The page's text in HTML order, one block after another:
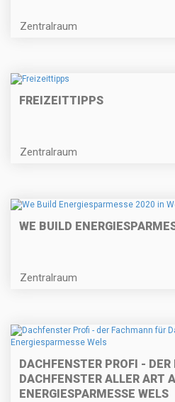
Zentralraum
FREIZEITTIPPS
Zentralraum
WE BUILD
Zentralraum
DACHFENSTER PROFI -
DACHFENSTER ALLER ART
ENERGIESPARMESSE WELS